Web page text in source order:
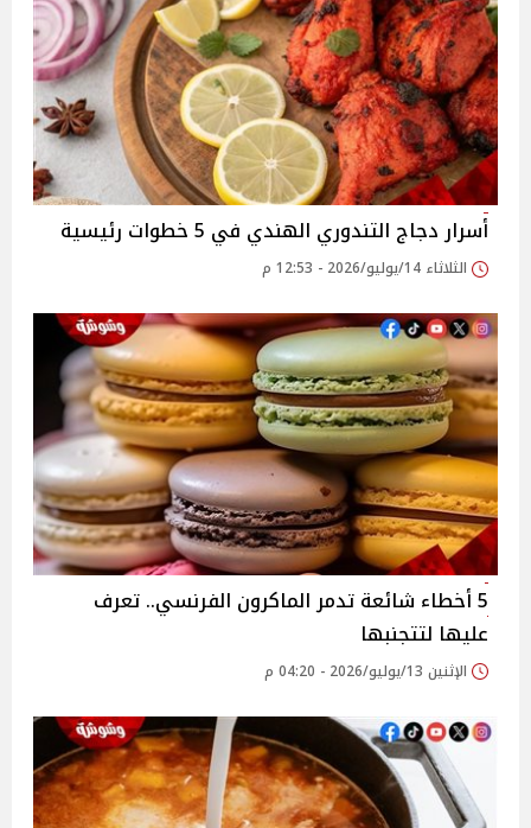
أسرار دجاج التندوري الهندي في 5 خطوات رئيسية
الثلاثاء 14/يوليو/2026 - 12:53 م
5 أخطاء شائعة تدمر الماكرون الفرنسي.. تعرف
عليها لتتجنبها
الإثنين 13/يوليو/2026 - 04:20 م